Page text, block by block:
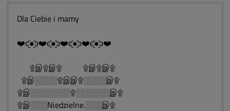
Dla Ciebie i mamy
❤️ͼ̮̑●̮̑ͽ❤️ͼ̮̑●̮̑ͽ❤️ͼ̮̑●̮̑ͽ❤️ͼ̮̑●̮̑ͽ❤️
۩இ۩இ۩ ۩இ۩இ۩
۩இ░░░░۩இஇ۩░░░░இ۩
۩இ░░░░░░░۩░░░░░░இ۩
۩இ░░░Niedzielne.░░░இ۩